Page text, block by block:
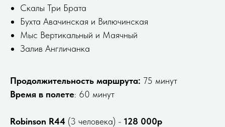
Скалы Три Брата
Бухта Авачинская и Вилючинская
Мыс Вертикальный и Маячный
Залив Англичанка
Продолжительность маршрута: 75 минут
Время в полете: 60 минут
Robinson R44 (3 человека) - 128 000р